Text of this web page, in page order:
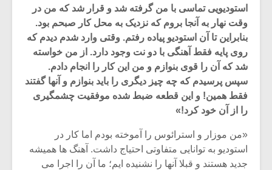
استودیویی تماسی با من گرفته شد و قرار شد که من در
وقت نهار به آنجا بروم که نزدیک به محل کار صبحم بود.
بنابراین تا آن استودیو پیاده رفتم. وقتی وارد شدم دیدم که
روی پایه فقط آهنگی با دو نت وجود دارد. از من خواسته
شد که آن را قوی بنوازم و من این کار را انجام دادم.
سپس پرسیدم که چه چیز دیگری را باید بنوازم و آنها گفتند
فقط همین! و این قطعه ضبط شده موفقیت چشمگیری
را از آن خود کرد!»
«من موزار و استرائوس را آموخته بودم اما کار در
استودیو به توانایی متفاوتی احتیاج داشت. آهنگ ها همیشه
جدید هستند و قبلا آنها را نشنیده ایم؛ ما آن را اجرا می